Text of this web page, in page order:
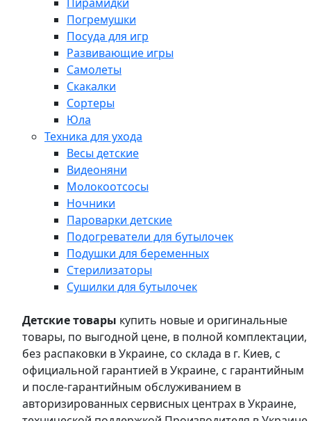
Погремушки
Посуда для игр
Развивающие игры
Самолеты
Скакалки
Сортеры
Юла
Техника для ухода
Весы детские
Видеоняни
Молокоотсосы
Ночники
Пароварки детские
Подогреватели для бутылочек
Подушки для беременных
Стерилизаторы
Сушилки для бутылочек
Детские товары купить новые и оригинальные
товары, по выгодной цене, в полной комплектации,
без распаковки в Украине, со склада в г. Киев, с
официальной гарантией в Украине, с гарантийным
и после-гарантийным обслуживанием в
авторизированных сервисных центрах в Украине,